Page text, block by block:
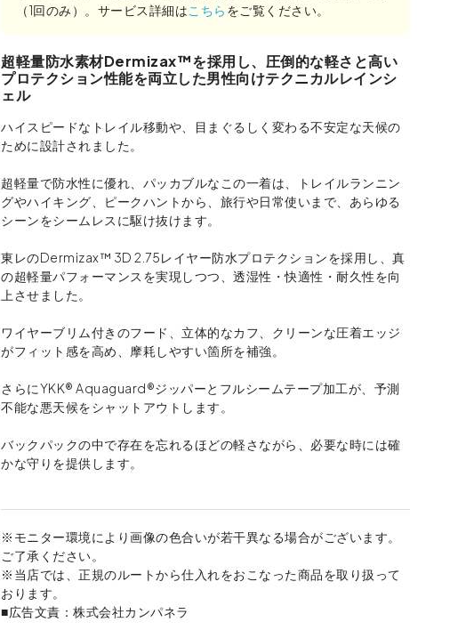
（1回のみ）。サービス詳細は こちら をご覧ください。
超軽量防水素材Dermizax™を採用し、圧倒的な軽さと高い
プロテクション性能を両立した男性向けテクニカルレインシ
ェル
ハイスピードなトレイル移動や、目まぐるしく変わる不安定な天候の
ために設計されました。
超軽量で防水性に優れ、パッカブルなこの一着は、トレイルランニン
グやハイキング、ピークハントから、旅行や日常使いまで、あらゆる
シーンをシームレスに駆け抜けます。
東レのDermizax™ 3D 2.75レイヤー防水プロテクションを採用し、真
の超軽量パフォーマンスを実現しつつ、透湿性・快適性・耐久性を向
上させました。
ワイヤーブリム付きのフード、立体的なカフ、クリーンな圧着エッジ
がフィット感を高め、摩耗しやすい箇所を補強。
さらにYKK® Aquaguard®ジッパーとフルシームテープ加工が、予測
不能な悪天候をシャットアウトします。
バックパックの中で存在を忘れるほどの軽さながら、必要な時には確
かな守りを提供します。
※モニター環境により画像の色合いが若干異なる場合がございます。
ご了承ください。
※当店では、正規のルートから仕入れをおこなった商品を取り扱って
おります。
■広告文責：株式会社カンパネラ